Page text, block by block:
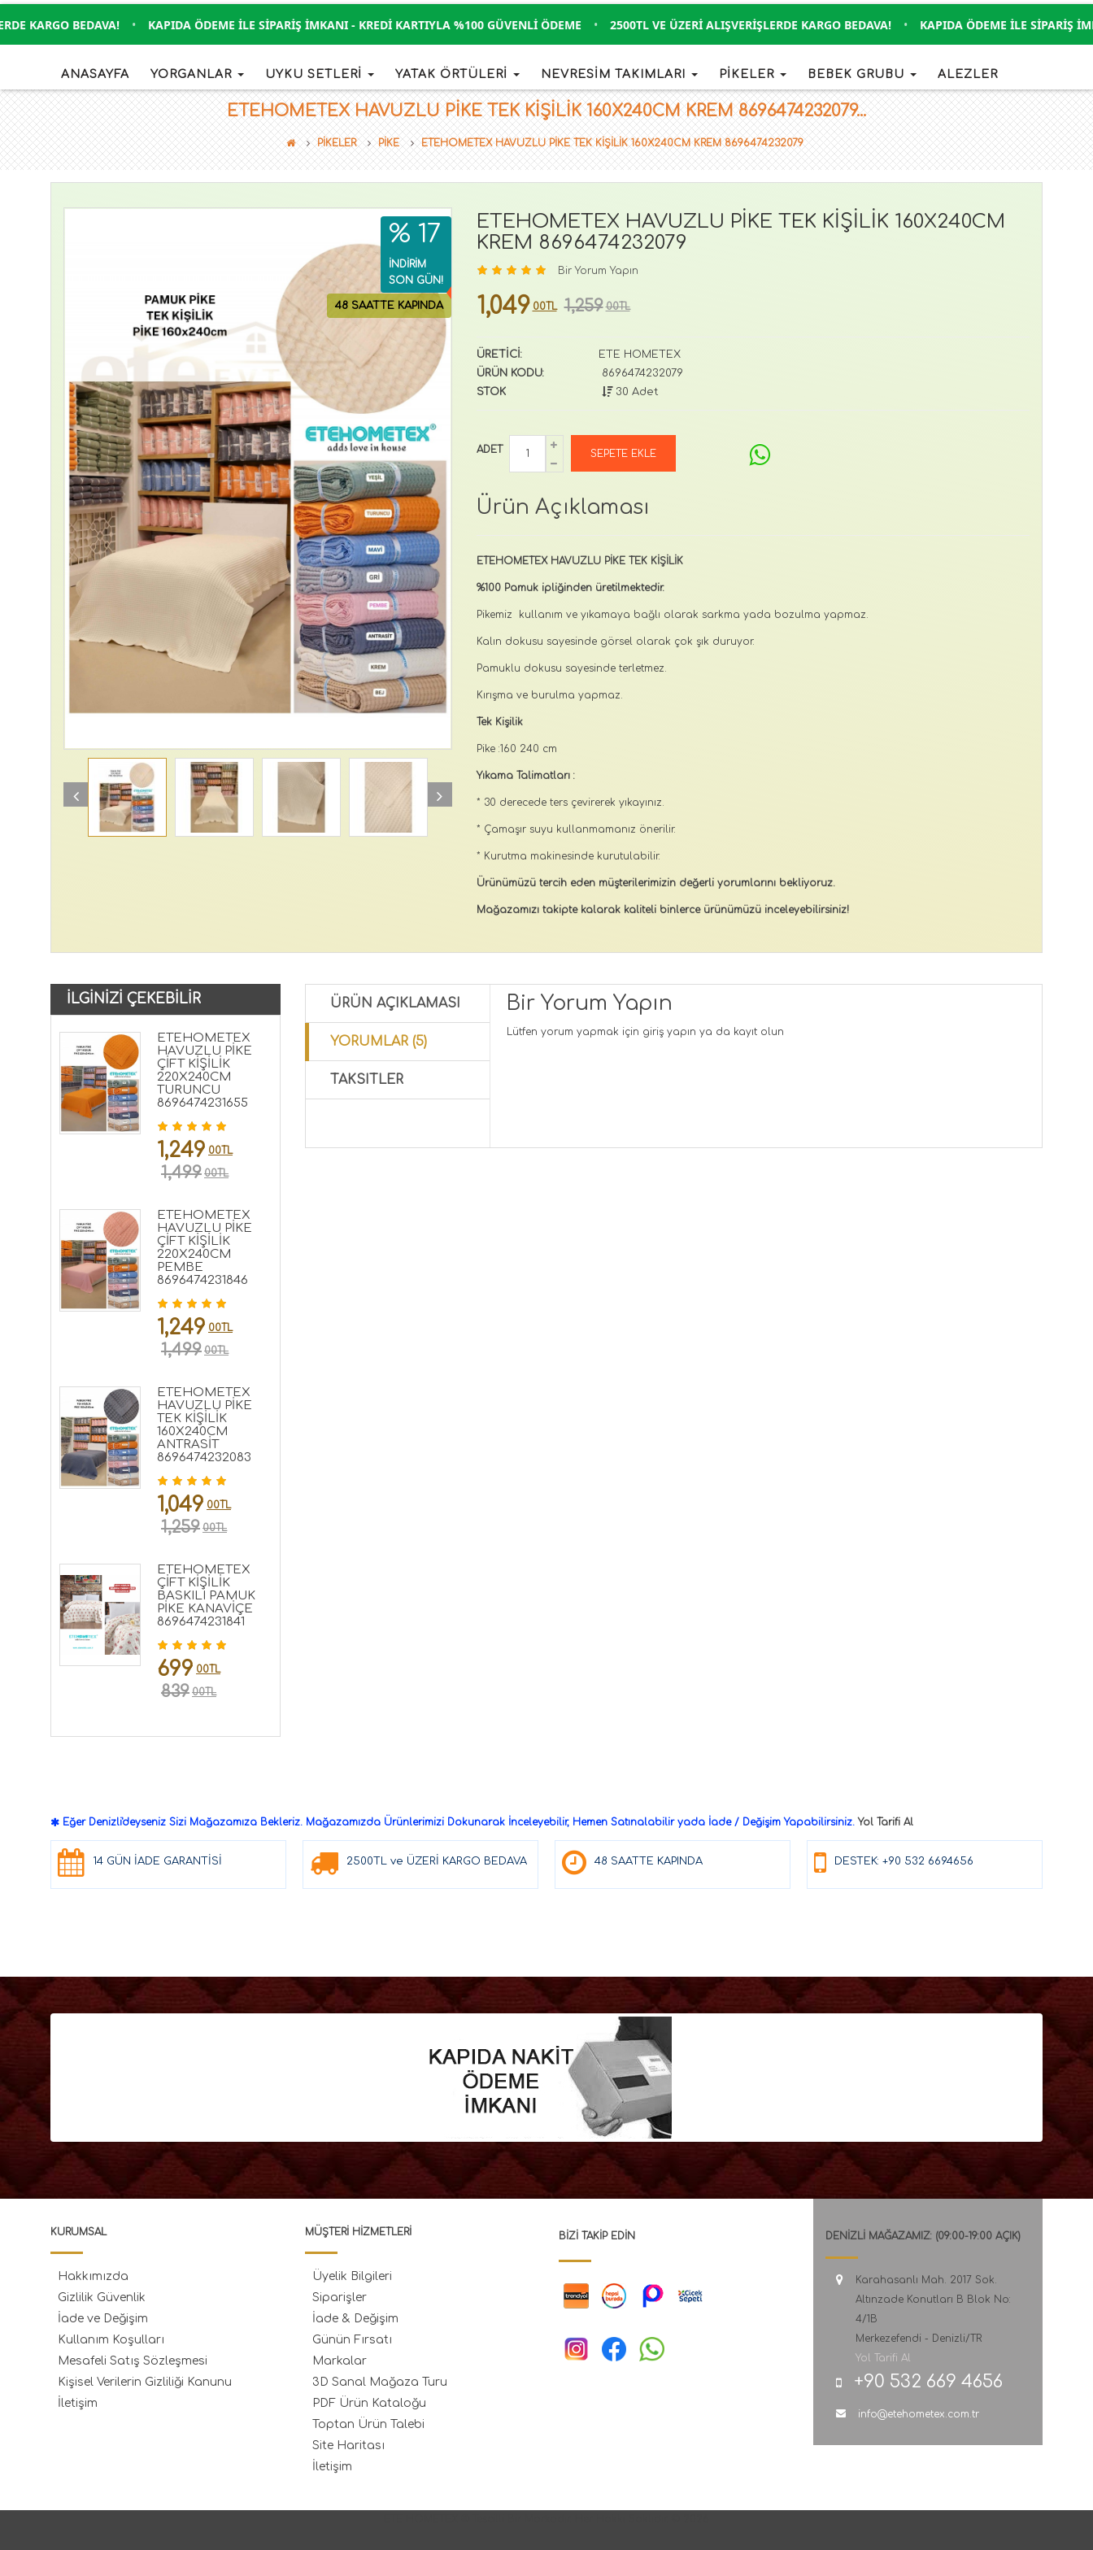
BEDAVA! • KAPIDA ÖDEME İLE SIPARIŞ İMKANI - KREDI KARTIYLA %100 GÜVENLI ÖDEME • 2500TL VE ÜZERI ALIŞVERIŞLERDE KARGO BEDAVA! • KAPIDA ÖDEME İLE SIPARIŞ
ANASAYFA YORGANLAR UYKU SETLERİ YATAK ÖRTÜLERİ NEVRESİM TAKIMLARI PİKELER BEBEK GRUBU ALEZLER
ETEHOMETEX HAVUZLU PİKE TEK KİŞİLİK 160X240CM KREM 8696474232079...
PİKELER PİKE ETEHOMETEX HAVUZLU PİKE TEK KİŞİLİK 160X240CM KREM 8696474232079
48 SAATTE KAPINDA
% 17
İNDİRİM
SON GÜN!
ETEHOMETEX HAVUZLU PİKE TEK KİŞİLİK 160X240CM
KREM 8696474232079
Bir Yorum Yapın
1,049 00TL 1,259 00TL
ÜRETİCİ:
ETE HOMETEX
ÜRÜN KODU:
8696474232079
STOK
30 Adet
ADET
Ürün Açıklaması
ETEHOMETEX HAVUZLU PİKE TEK KİŞİLİK
%100 Pamuk ipliğinden üretilmektedir.
Pikemiz kullanım ve yıkamaya bağlı olarak sarkma yada bozulma yapmaz.
Kalın dokusu sayesinde görsel olarak çok şık duruyor.
Pamuklu dokusu sayesinde terletmez.
Kırışma ve burulma yapmaz.
Tek Kişilik
Pike :160 240 cm
Yıkama Talimatları :
* 30 derecede ters çevirerek yıkayınız.
* Çamaşır suyu kullanmamanız önerilir.
* Kurutma makinesinde kurutulabilir.
Ürünümüzü tercih eden müşterilerimizin değerli yorumlarını bekliyoruz.
Mağazamızı takipte kalarak kaliteli binlerce ürünümüzü inceleyebilirsiniz!
İLGINIZI ÇEKEBILIR
ETEHOMETEX
HAVUZLU PİKE
ÇİFT KİŞİLİK
220X240CM
TURUNCU
8696474231655
1,249 00TL
1,499 00TL
ETEHOMETEX
HAVUZLU PİKE
ÇİFT KİŞİLİK
220X240CM
PEMBE
8696474231846
1,249 00TL
1,499 00TL
ETEHOMETEX
HAVUZLU PİKE
TEK KİŞİLİK
160X240CM
ANTRASİT
8696474232083
1,049 00TL
1,259 00TL
ETEHOMETEX
ÇİFT KİŞİLİK
BASKILI PAMUK
PİKE KANAVİÇE
8696474231841
699 00TL
839 00TL
ÜRÜN AÇIKLAMASI
YORUMLAR (5)
TAKSITLER
Bir Yorum Yapın
Lütfen yorum yapmak için giriş yapın ya da kayıt olun
Eğer Denizli'deyseniz Sizi Mağazamıza Bekleriz. Mağazamızda Ürünlerimizi Dokunarak İnceleyebilir, Hemen Satınalabilir yada İade / Değişim Yapabilirsiniz. Yol Tarifi Al
14 GÜN İADE GARANTİSİ 2500TL ve ÜZERİ KARGO BEDAVA 48 SAATTE KAPINDA DESTEK: +90 532 6694656
KURUMSAL
Hakkımızda
Gizlilik Güvenlik
İade ve Değişim
Kullanım Koşulları
Mesafeli Satış Sözleşmesi
Kişisel Verilerin Gizliliği Kanunu
İletişim
MÜŞTERI HIZMETLERI
Üyelik Bilgileri
Siparişler
İade & Değişim
Günün Fırsatı
Markalar
3D Sanal Mağaza Turu
PDF Ürün Kataloğu
Toptan Ürün Talebi
Site Haritası
İletişim
BIZI TAKIP EDIN DENİZLİ MAĞAZAMIZ: (09:00-19:00 AÇIK)
Karahasanlı Mah. 2017 Sok.
Altınzade Konutları B Blok No:
4/1B
Merkezefendi - Denizli/TR
Yol Tarifi Al
+90 532 669 4656
info@etehometex.com.tr